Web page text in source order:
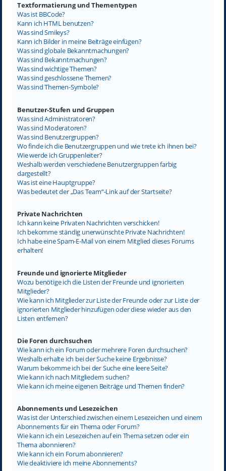
Textformatierung und Thementypen
Was ist BBCode?
Kann ich HTML benutzen?
Was sind Smileys?
Kann ich Bilder in meine Beiträge einfügen?
Was sind globale Bekanntmachungen?
Was sind Bekanntmachungen?
Was sind wichtige Themen?
Was sind geschlossene Themen?
Was sind Themen-Symbole?
Benutzer-Stufen und Gruppen
Was sind Administratoren?
Was sind Moderatoren?
Was sind Benutzergruppen?
Wo finde ich die Benutzergruppen und wie trete ich ihnen bei?
Wie werde ich Gruppenleiter?
Weshalb werden verschiedene Benutzergruppen farbig
dargestellt?
Was ist eine Hauptgruppe?
Was bedeutet der „Das Team“-Link auf der Startseite?
Private Nachrichten
Ich kann keine Privaten Nachrichten verschicken!
Ich bekomme ständig unerwünschte Private Nachrichten!
Ich habe eine Spam-E-Mail von einem Mitglied dieses Forums
erhalten!
Freunde und ignorierte Mitglieder
Wozu benötige ich die Listen der Freunde und ignorierten
Mitglieder?
Wie kann ich Mitglieder zur Liste der Freunde oder zur Liste der
ignorierten Mitglieder hinzufügen oder diese wieder aus den
Listen entfernen?
Die Foren durchsuchen
Wie kann ich ein Forum oder mehrere Foren durchsuchen?
Weshalb erhalte ich bei der Suche keine Ergebnisse?
Warum bekomme ich bei der Suche eine leere Seite?
Wie kann ich nach Mitgliedern suchen?
Wie kann ich meine eigenen Beiträge und Themen finden?
Abonnements und Lesezeichen
Was ist der Unterschied zwischen einem Lesezeichen und einem
Abonnements für ein Thema oder Forum?
Wie kann ich ein Lesezeichen auf ein Thema setzen oder ein
Thema abonnieren?
Wie kann ich ein Forum abonnieren?
Wie deaktiviere ich meine Abonnements?